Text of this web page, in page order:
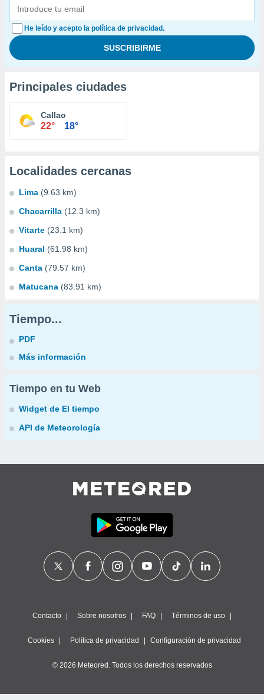
He leído y acepto la política de privacidad.
Principales ciudades
Callao
22° 18°
Localidades cercanas
Lima (9.63 km)
Chacarrilla (12.3 km)
Vitarte (23.1 km)
Huaral (61.98 km)
Canta (79.57 km)
Matucana (83.91 km)
Tiempo...
PDF
Más información
Tiempo en tu Web
Widget de El tiempo
API de Meteorología
Contacto Sobre nosotros FAQ Términos de uso
Cookies Política de privacidad Configuración de privacidad
© 2026 Meteored. Todos los derechos reservados